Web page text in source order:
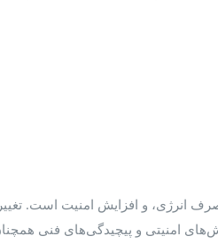
امنیتی و پیچیدگی‌های فنی